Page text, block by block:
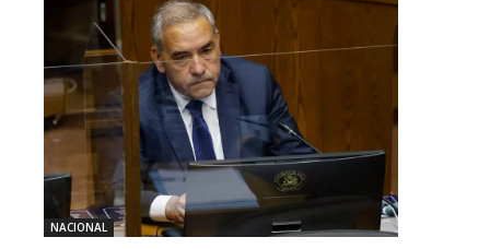
NACIONAL